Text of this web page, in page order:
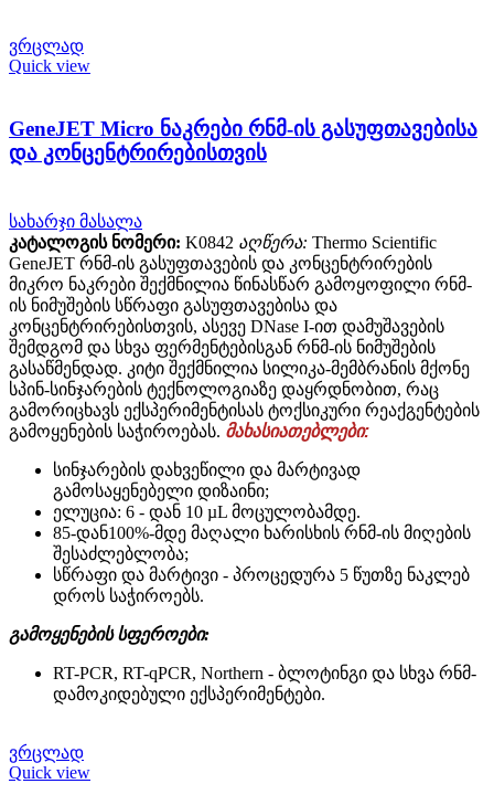
ვრცლად
Quick view
GeneJET Micro ნაკრები რნმ-ის გასუფთავებისა
და კონცენტრირებისთვის
სახარჯი მასალა
კატალოგის ნომერი: K0842 აღწერა: Thermo Scientific
GeneJET რნმ-ის გასუფთავების და კონცენტრირების
მიკრო ნაკრები შექმნილია წინასწარ გამოყოფილი რნმ-
ის ნიმუშების სწრაფი გასუფთავებისა და
კონცენტრირებისთვის, ასევე DNase I-ით დამუშავების
შემდგომ და სხვა ფერმენტებისგან რნმ-ის ნიმუშების
გასაწმენდად. კიტი შექმნილია სილიკა-მემბრანის მქონე
სპინ-სინჯარების ტექნოლოგიაზე დაყრდნობით, რაც
გამორიცხავს ექსპერიმენტისას ტოქსიკური რეაქგენტების
გამოყენების საჭიროებას. მახასიათებლები:
სინჯარების დახვეწილი და მარტივად
გამოსაყენებელი დიზაინი;
ელუცია: 6 - დან 10 µL მოცულობამდე.
85-დან100%-მდე მაღალი ხარისხის რნმ-ის მიღების
შესაძლებლობა;
სწრაფი და მარტივი - პროცედურა 5 წუთზე ნაკლებ
დროს საჭიროებს.
გამოყენების სფეროები:
RT-PCR, RT-qPCR, Northern - ბლოტინგი და სხვა რნმ-
დამოკიდებული ექსპერიმენტები.
ვრცლად
Quick view